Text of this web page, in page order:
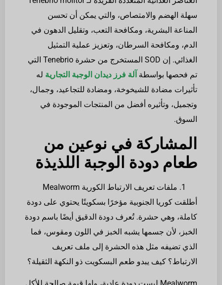
سهلة الهضم والامتصاص، والتي يمكن أن تحسن
المناعة البشرية، ومكافحة التعب، وتقليل الدهون في
الدم، ومكافحة السرطان، وتعزيز عملية التمثيل
الغذائي. إن SOD المستخرج من حشرة Tenebrio التي
تم فحصها بواسطة آلة فرز ديدان الوجبة التجارية له
تأثيرات مضادة للشيخوخة، ومضادة للتجاعيد، وجمال،
وتجميل، وتأثيره أفضل من المنتجات الموجودة في
السوق.
المشاركة في نوعين من
طعام دودة الوجبة اللذيذة
ملفات تعريف الارتباط الكورية Mealworm
أطلقت كوريا الجنوبية مؤخرًا بسكويتًا يحتوي على دودة
كاملة، وهي حشرة. تُعرف دودة الدقيق أيضًا باسم دودة
الخبز، لأن جسمها يشبه الخبز في اللون ومقوس، فما
الذي تضيفه مثل هذه الحشرة إلى ملف تعريف
الارتباط؟ كيف يبدو طعم البسكويت ذو النكهة الثقيلة؟